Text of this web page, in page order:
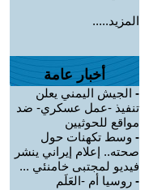
المزيد.....
أخبار عامة
- الجيش اليمني يعلن
تنفيذ -عمل عسكري- ضد
مواقع للحوثيين
- وسط تكهنات حول
صحته.. إعلام إيراني ينشر
فيديو لمجتبى خامنئي ...
- روسيا أم -العَلَم